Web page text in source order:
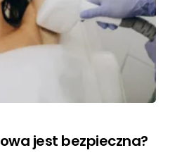
jest bezpieczna?